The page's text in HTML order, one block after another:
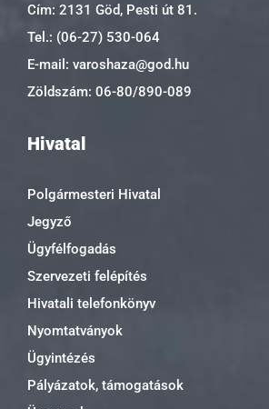
Cím: 2131 Göd, Pesti út 81.
Tel.: (06-27) 530-064
E-mail: varoshaza@god.hu
Zöldszám: 06-80/890-089
Hivatal
Polgármesteri Hivatal
Jegyző
Ügyfélfogadás
Szervezeti felépítés
Hivatali telefonkönyv
Nyomtatványok
Ügyintézés
Pályázatok, támogatások